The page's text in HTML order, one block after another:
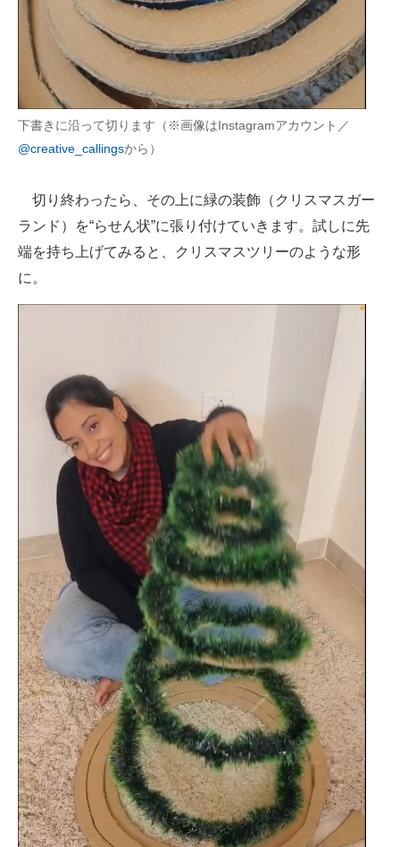
下書きに沿って切ります（※画像はInstagramアカウント／
@creative_callingsから）
切り終わったら、その上に緑の装飾（クリスマスガー
ランド）を“らせん状”に張り付けていきます。試しに先
端を持ち上げてみると、クリスマスツリーのような形
に。